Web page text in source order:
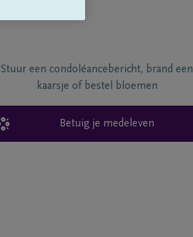
Stuur een condoléancebericht, brand een
kaarsje of bestel bloemen
Betuig je medeleven